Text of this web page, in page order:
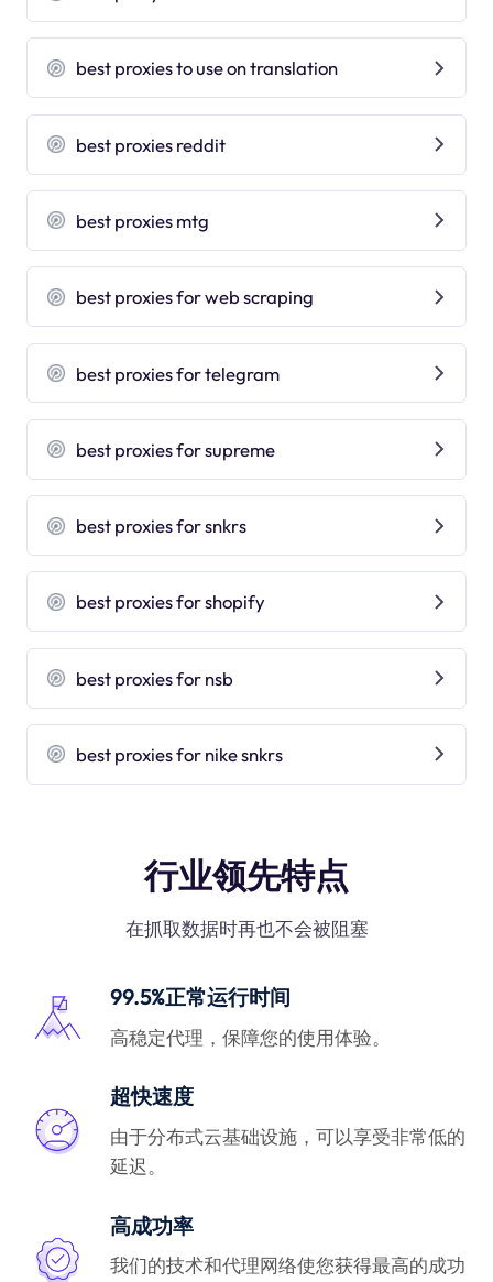
best proxies to use on translation
best proxies reddit
best proxies mtg
best proxies for web scraping
best proxies for telegram
best proxies for supreme
best proxies for snkrs
best proxies for shopify
best proxies for nsb
best proxies for nike snkrs
行业领先特点
在抓取数据时再也不会被阻塞
99.5%正常运行时间
高稳定代理，保障您的使用体验。
超快速度
由于分布式云基础设施，可以享受非常低的
延迟。
高成功率
我们的技术和代理网络使您获得最高的成功